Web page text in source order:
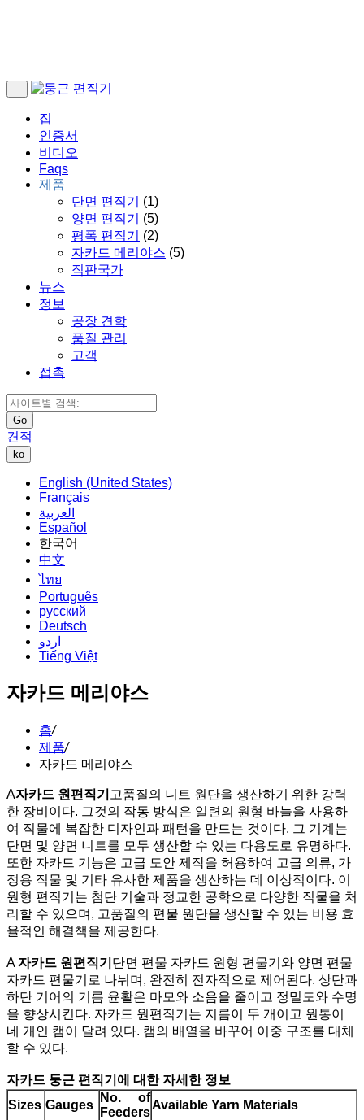
집
인증서
비디오
Faqs
제품
단면 편직기
(1)
양면 편직기
(5)
평폭 편직기
(2)
자카드 메리야스 (5)
직판국가
뉴스
정보
공장 견학
품질 관리
고객
접촉
Go
견적
ko
English (United States)
Français
العربية
Español
한국어
中文
ไทย
Português
русский
Deutsch
اردو
Tiếng Việt
자카드 메리야스
홈/
제품/
자카드 메리야스
A자카드 원편직기 고품질의 니트 원단을 생산하기 위한 강력
한 장비이다. 그것의 작동 방식은 일련의 원형 바늘을 사용하
여 직물에 복잡한 디자인과 패턴을 만드는 것이다. 그 기계는
단면 및 양면 니트를 모두 생산할 수 있는 다용도로 유명하다.
또한 자카드 기능은 고급 도안 제작을 허용하여 고급 의류, 가
정용 직물 및 기타 유사한 제품을 생산하는 데 이상적이다. 이
원형 편직기는 첨단 기술과 정교한 공학으로 다양한 직물을 처
리할 수 있으며, 고품질의 편물 원단을 생산할 수 있는 비용 효
율적인 해결책을 제공한다.
A자카드 원편직기 단면 편물 자카드 원형 편물기와 양면 편물
자카드 편물기로 나뉘며, 완전히 전자적으로 제어된다. 상단과
하단 기어의 기름 윤활은 마모와 소음을 줄이고 정밀도와 수명
을 향상시킨다. 자카드 원편직기는 지름이 두 개이고 원통이
네 개인 캠이 달려 있다. 캠의 배열을 바꾸어 이중 구조를 대체
할 수 있다.
자카드 둥근 편직기에 대한 자세한 정보
Sizes Gauges
No. of
Feeders
Available Yarn Materials